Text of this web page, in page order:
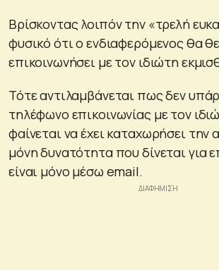
Βρίσκοντας λοιπόν την «τρελή
φυσικό ότι ο ενδιαφερόμενος θα
επικοινωνήσει με τον ιδιώτη
Τότε αντιλαμβάνεται πως δεν
τηλέφωνο επικοινωνίας με τον
φαίνεται να έχει καταχωρήσει την
μόνη δυνατότητα που δίνεται για
είναι μόνο μέσω email.